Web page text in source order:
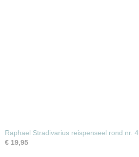
Raphael Stradivarius reispenseel rond nr. 4
€ 19,95